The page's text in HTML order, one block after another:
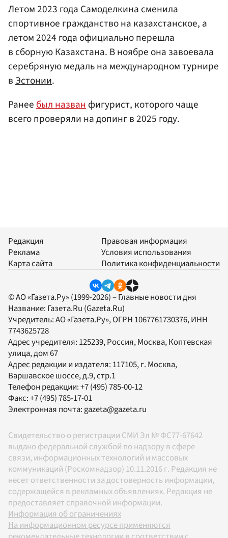
Летом 2023 года Самоделкина сменила
спортивное гражданство на казахстанское, а
летом 2024 года официально перешла
в сборную Казахстана. В ноябре она завоевала
серебряную медаль на международном турнире
вЭстонии.
Ранеебыл названфигурист, которого чаще
всего проверяли на допинг в 2025 году.
Редакция
Реклама
Карта сайта
Правовая информация
Условия использования
Политика конфиденциальности
© АО «Газета.Ру» (1999-2026) – Главные новости дня
Название: Газета.Ru (Gazeta.Ru)
Учредитель:АО «Газета.Ру», ОГРН 1067761730376, ИНН
7743625728
Адрес учредителя: 125239, Россия, Москва, Коптевская
улица, дом 67
Адрес редакции и издателя: 117105, г. Москва,
Варшавское шоссе, д.9, стр.1
Телефон редакции:+7 (495) 785-00-12
Факс:+7 (495) 785-17-01
Электронная почта: gazeta@gazeta.ru
Свидетельство о регистрации СМИ Эл № ФС77-67642
выдано федеральной службой по надзору в сфере
связи, информационных технологий и массовых
коммуникаций (Роскомнадзор) 10.11.2016 г. Редакция не
несет ответственности за достоверность информации,
содержащейся в рекламных объявлениях. Редакция не
предоставляет справочной информации.
Информация об ограничениях
На информационном ресурсе применяются